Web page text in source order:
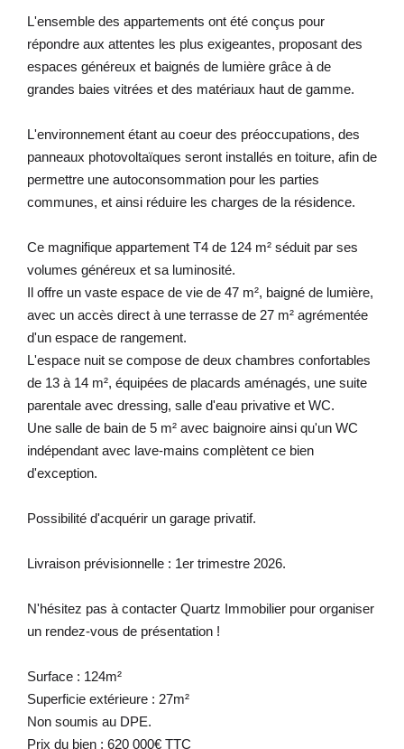
L'ensemble des appartements ont été conçus pour
répondre aux attentes les plus exigeantes, proposant des
espaces généreux et baignés de lumière grâce à de
grandes baies vitrées et des matériaux haut de gamme.
L'environnement étant au coeur des préoccupations, des
panneaux photovoltaïques seront installés en toiture, afin de
permettre une autoconsommation pour les parties
communes, et ainsi réduire les charges de la résidence.
Ce magnifique appartement T4 de 124 m² séduit par ses
volumes généreux et sa luminosité.
Il offre un vaste espace de vie de 47 m², baigné de lumière,
avec un accès direct à une terrasse de 27 m² agrémentée
d'un espace de rangement.
L'espace nuit se compose de deux chambres confortables
de 13 à 14 m², équipées de placards aménagés, une suite
parentale avec dressing, salle d'eau privative et WC.
Une salle de bain de 5 m² avec baignoire ainsi qu'un WC
indépendant avec lave-mains complètent ce bien
d'exception.
Possibilité d'acquérir un garage privatif.
Livraison prévisionnelle : 1er trimestre 2026.
N'hésitez pas à contacter Quartz Immobilier pour organiser
un rendez-vous de présentation !
Surface : 124m²
Superficie extérieure : 27m²
Non soumis au DPE.
Prix du bien : 620 000€ TTC